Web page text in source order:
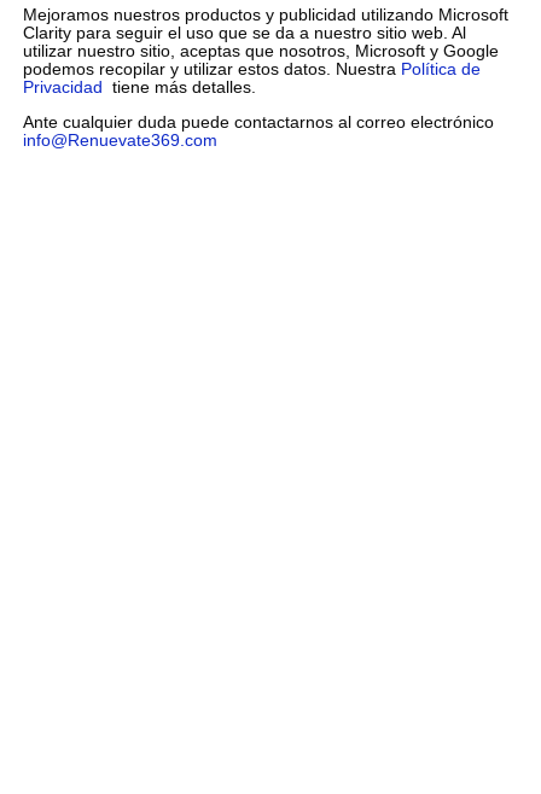
Mejoramos nuestros productos y publicidad utilizando Microsoft
Clarity para seguir el uso que se da a nuestro sitio web. Al
utilizar nuestro sitio, aceptas que nosotros, Microsoft y Google
podemos recopilar y utilizar estos datos. Nuestra Política de
Privacidad tiene más detalles.
Ante cualquier duda puede contactarnos al correo electrónico
info@Renuevate369.com